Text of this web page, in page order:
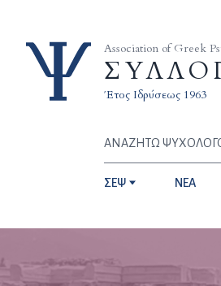
Association of Greek
Έτος Ιδρύσεως 1963
ΑΝΑΖΗΤΩ
ΣΕΨ NEA